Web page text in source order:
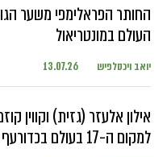
החותר הפראלימפי משער
העולם במונטריאול
יואב ויכסלפיש 13.07.26
אילון אלעזר (גזית) וקווין
למקום ה-17 בעולם בכדורעף חופים